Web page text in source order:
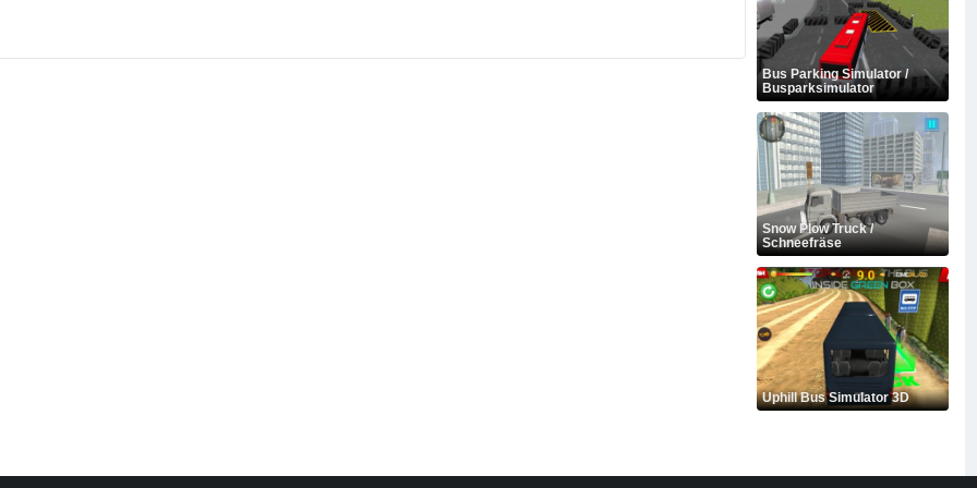
Bus Parking Simulator /
Busparksimulator
Snow Plow Truck /
Schneefräse
Uphill Bus Simulator 3D